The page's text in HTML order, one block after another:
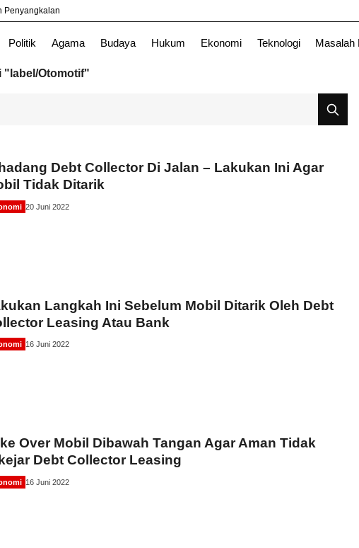
Penyangkalan
Politik Agama Budaya Hukum Ekonomi Teknologi Masalah
Nasional News Surabaya TNI
"label/Otomotif"
Debt Collector Di Jalan – Lakukan Ini Agar
Tidak Ditarik
20 Juni 2022
Langkah Ini Sebelum Mobil Ditarik Oleh Debt
Leasing Atau Bank
16 Juni 2022
Over Mobil Dibawah Tangan Agar Aman Tidak
Debt Collector Leasing
16 Juni 2022